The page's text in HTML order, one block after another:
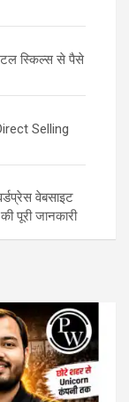
स्किल्स से पैसे
Selling
वेबसाइट
पूरी जानकारी